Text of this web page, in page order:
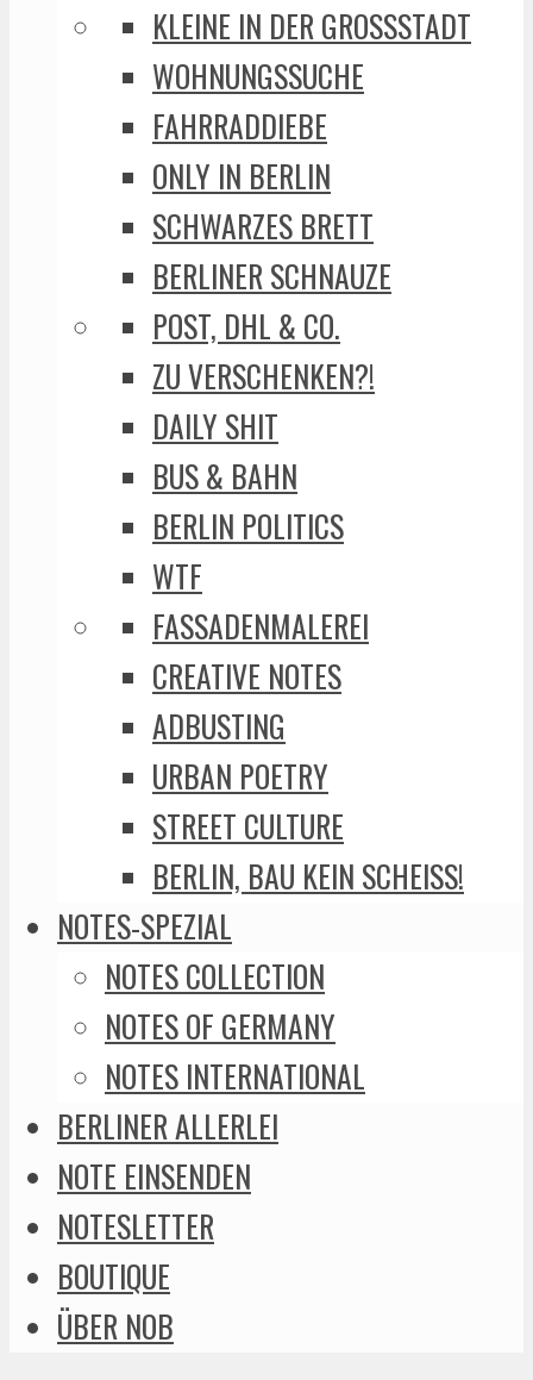
KLEINE IN DER GROSSSTADT
WOHNUNGSSUCHE
FAHRRADDIEBE
ONLY IN BERLIN
SCHWARZES BRETT
BERLINER SCHNAUZE
POST, DHL & CO.
ZU VERSCHENKEN?!
DAILY SHIT
BUS & BAHN
BERLIN POLITICS
WTF
FASSADENMALEREI
CREATIVE NOTES
ADBUSTING
URBAN POETRY
STREET CULTURE
BERLIN, BAU KEIN SCHEISS!
NOTES-SPEZIAL
NOTES COLLECTION
NOTES OF GERMANY
NOTES INTERNATIONAL
BERLINER ALLERLEI
NOTE EINSENDEN
NOTESLETTER
BOUTIQUE
ÜBER NOB